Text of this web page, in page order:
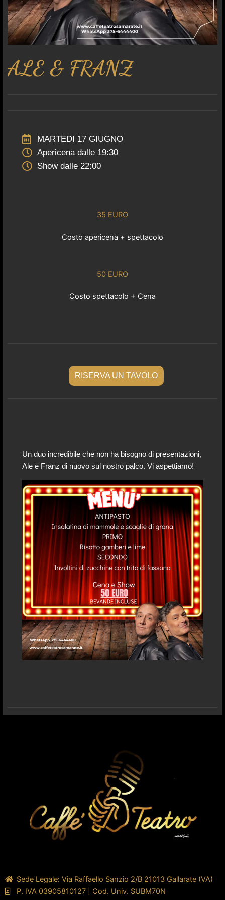
ALE & FRANZ
MARTEDI 17 GIUGNO
Apericena dalle 19:30
Show dalle 22:00
35 EURO
Costo apericena + spettacolo
50 EURO
Costo spettacolo + Cena
RISERVA UN TAVOLO
Un duo incredibile che non ha bisogno di presentazioni,
Ale e Franz di nuovo sul nostro palco. Vi aspettiamo!
Sede Legale: Via Raffaello Sanzio 2/B 21013 Gallarate (VA)
P. IVA 03905810127 | Cod. Univ. SUBM70N